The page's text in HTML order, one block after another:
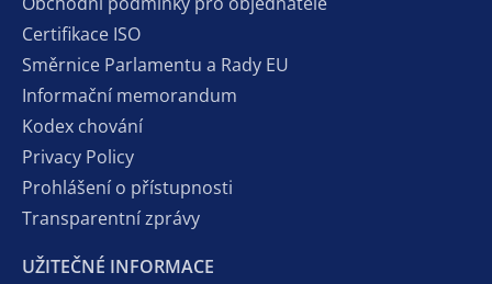
Certifikace ISO
Směrnice Parlamentu a Rady EU
Informační memorandum
Kodex chování
Privacy Policy
Prohlášení o přístupnosti
Transparentní zprávy
UŽITEČNÉ INFORMACE